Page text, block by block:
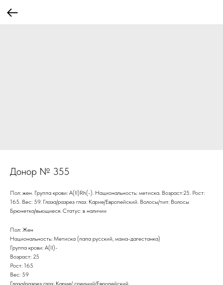
Донор № 355
Пол: жен. Группа крови: А(II)Rh(-). Национальность: метиска. Возраст:25. Рост:
165. Вес: 59. Глаза/разрез глаз: Карие/Европейский. Волосы/тип: Волосы
Брюнетка/вьющиеся. Статус: в наличии
Пол: Жен
Национальность: Метиска (папа русский, мама-дагестанка)
Группа крови: A(II)-
Возраст: 25
Рост: 165
Вес: 59
Глаза/разрез глаз: Карие/ средний/Европейский